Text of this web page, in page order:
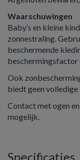
Waarschuwingen
Baby’s en kleine
zonnestraling.
beschermende
beschermingsfactor
Ook
biedt geen
Contact met ogen
mogelijk.
Specificaties